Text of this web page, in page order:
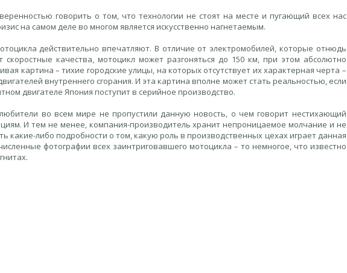
говорить о том, что технологии не стоят на месте и пугающий всех нас
на самом деле во многом является искусственно нагнетаемым.
действительно впечатляют. В отличие от электромобилей, которые отнюдь
скоростные качества, мотоцикл может разгоняться до 150 км, при этом абсолютно
картина – тихие городские улицы, на которых отсутствует их характерная черта –
внутреннего сгорания. И эта картина вполне может стать реальностью, если
двигателе Япония поступит в серийное производство.
во всем мире не пропустили данную новость, о чем говорит нестихающий
И тем не менее, компания-производитель хранит непроницаемое молчание и не
какие-либо подробности о том, какую роль в производственных цехах играет данная
фотографии всех заинтриговавшего мотоцикла – то немногое, что известно